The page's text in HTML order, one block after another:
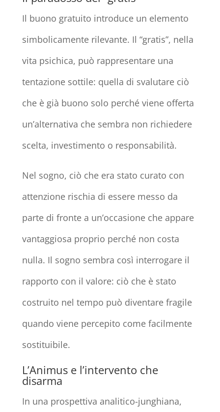
Il buono gratuito introduce un elemento
simbolicamente rilevante. Il “gratis”, nella
vita psichica, può rappresentare una
tentazione sottile: quella di svalutare ciò
che è già buono solo perché viene offerta
un’alternativa che sembra non richiedere
scelta, investimento o responsabilità.
Nel sogno, ciò che era stato curato con
attenzione rischia di essere messo da
parte di fronte a un’occasione che appare
vantaggiosa proprio perché non costa
nulla. Il sogno sembra così interrogare il
rapporto con il valore: ciò che è stato
costruito nel tempo può diventare fragile
quando viene percepito come facilmente
sostituibile.
L’Animus e l’intervento che
disarma
In una prospettiva analitico-junghiana,